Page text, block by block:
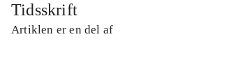
Tidsskrift
Artiklen er en del af